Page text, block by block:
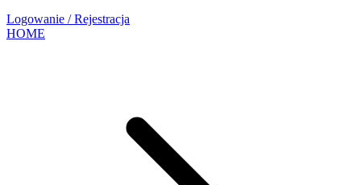
Logowanie / Rejestracja
HOME